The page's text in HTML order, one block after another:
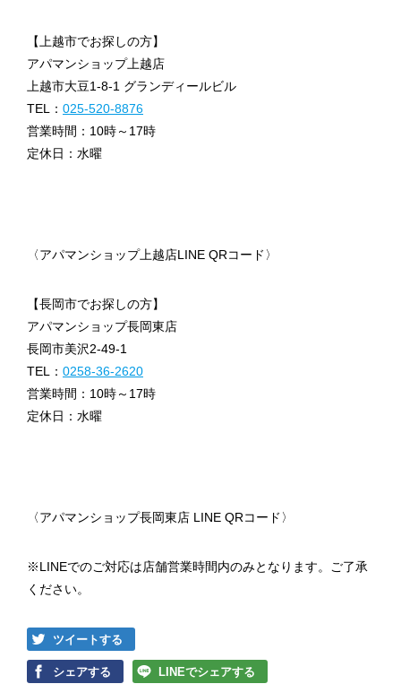
【上越市でお探しの方】
アパマンショップ上越店
上越市大豆1-8-1 グランディールビル
TEL： 025-520-8876
営業時間：10時～17時
定休日：水曜
〈アパマンショップ上越店LINE QRコード〉
【長岡市でお探しの方】
アパマンショップ長岡東店
長岡市美沢2-49-1
TEL： 0258-36-2620
営業時間：10時～17時
定休日：水曜
〈アパマンショップ長岡東店 LINE QRコード〉
※LINEでのご対応は店舗営業時間内のみとなります。ご了承
ください。
ツイートする
シェアする LINEでシェアする